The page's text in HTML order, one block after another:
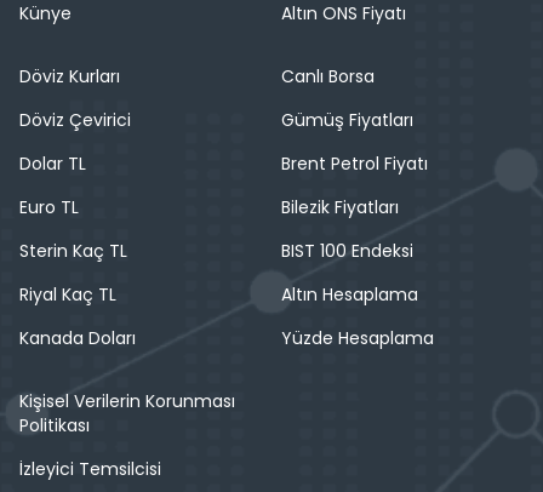
Künye
Altın ONS Fiyatı
Döviz Kurları
Döviz Çevirici
Dolar TL
Euro TL
Sterin Kaç TL
Riyal Kaç TL
Kanada Doları
Canlı Borsa
Gümüş Fiyatları
Brent Petrol Fiyatı
Bilezik Fiyatları
BIST 100 Endeksi
Altın Hesaplama
Yüzde Hesaplama
Kişisel Verilerin Korunması
Politikası
İzleyici Temsilcisi